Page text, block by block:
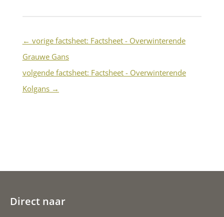
← vorige factsheet: Factsheet - Overwinterende
Grauwe Gans
volgende factsheet: Factsheet - Overwinterende
Kolgans→
Direct naar